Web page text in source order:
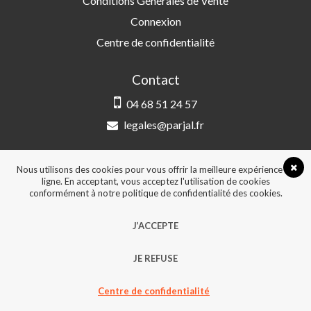
Connexion
Centre de confidentialité
Contact
04 68 51 24 57
legales@parjal.fr
3 Rue Saint-Amand, 66000 Perpignan
© 2026, Tous droits réservés - Design &
Nous utilisons des cookies pour vous offrir la meilleure expérience en
ligne. En acceptant, vous acceptez l'utilisation de cookies
conformément à notre politique de confidentialité des cookies.
J’ACCEPTE
JE REFUSE
Centre de confidentialité